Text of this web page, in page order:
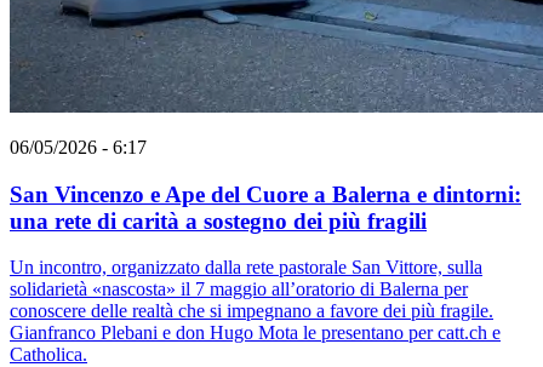
06/05/2026 - 6:17
San Vincenzo e Ape del Cuore a Balerna e dintorni:
una rete di carità a sostegno dei più fragili
Un incontro, organizzato dalla rete pastorale San Vittore, sulla
solidarietà «nascosta» il 7 maggio all’oratorio di Balerna per
conoscere delle realtà che si impegnano a favore dei più fragile.
Gianfranco Plebani e don Hugo Mota le presentano per catt.ch e
Catholica.